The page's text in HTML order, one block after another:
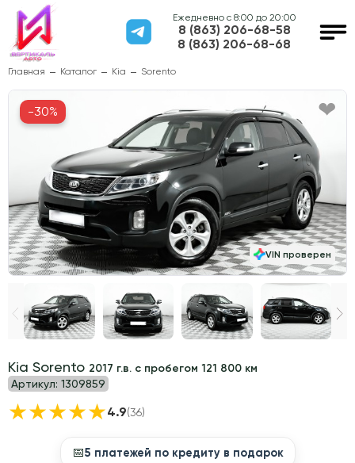
Ежедневно с 8:00 до 20:00
8 (863) 206-68-58
8 (863) 206-68-68
Главная Каталог Kia Sorento
Kia Sorento 2017 г.в. с пробегом 121 800 км
Артикул: 1309859
★★★★★4.9(36)
📅5 платежей по кредиту в подарок
VIN проверен
-30%